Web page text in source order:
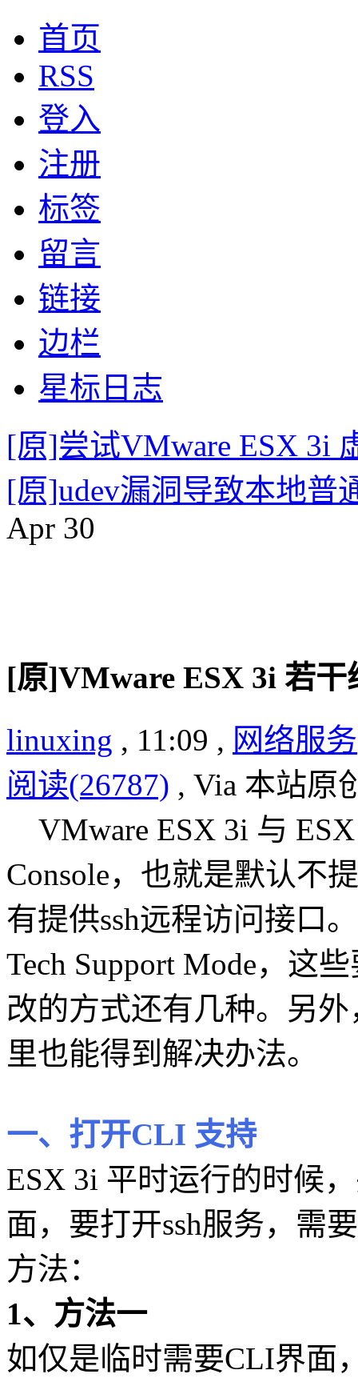
首页
RSS
登入
注册
标签
留言
链接
边栏
星标日志
[原]尝试VMware ESX 3i
[原]udev漏洞导致本地普
Apr 30
[原]VMware ESX 3i 若
linuxing , 11:09 , 网络服务
阅读(26787) , Via 本站原
VMware ESX 3i 与
Console，也就是默认不
有提供ssh远程访问接口
Tech Support Mode，这
改的方式还有几种。另
里也能得到解决办法。
一、打开CLI 支持
ESX 3i 平时运行的时候
面，要打开ssh服务，需
方法：
1、方法一
如仅是临时需要CLI界面